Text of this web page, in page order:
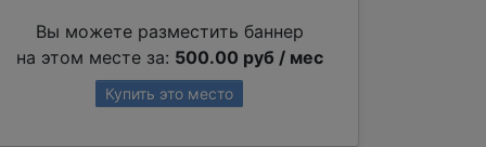
Вы можете разместить баннер
на этом месте за: 500.00 руб / мес
Купить это место